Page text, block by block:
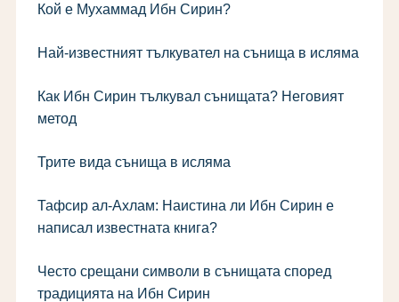
Кой е Мухаммад Ибн Сирин?
Най-известният тълкувател на сънища в исляма
Как Ибн Сирин тълкувал сънищата? Неговият
метод
Трите вида сънища в исляма
Тафсир ал-Ахлам: Наистина ли Ибн Сирин е
написал известната книга?
Често срещани символи в сънищата според
традицията на Ибн Сирин